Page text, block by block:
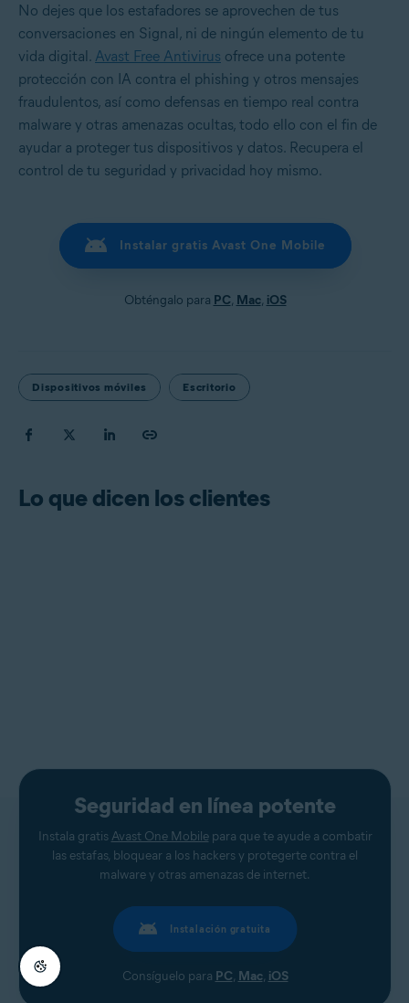
No dejes que los estafadores se aprovechen de tus
conversaciones en Signal, ni de ningún elemento de tu
vida digital. Avast Free Antivirus ofrece una potente
protección con IA contra el phishing y otros mensajes
fraudulentos, así como defensas en tiempo real contra
malware y otras amenazas ocultas, todo ello con el fin de
ayudar a proteger tus dispositivos y datos. Recupera el
control de tu seguridad y privacidad hoy mismo.
Instalar gratis Avast One Mobile
Obténgalo para PC, Mac, iOS
Dispositivos móviles Escritorio
Lo que dicen los clientes
Seguridad en línea potente
Instala gratis Avast One Mobilepara que te ayude a combatir
las estafas, bloquear a los hackers y protegerte contra el
malware y otras amenazas de internet.
Instalación gratuita
Consíguelo para PC, Mac, iOS